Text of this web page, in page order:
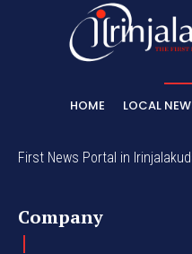
HOME LOCAL
First News Portal in
Company